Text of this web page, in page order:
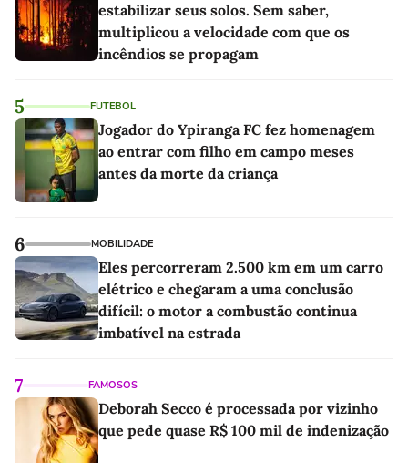
estabilizar seus solos. Sem saber,
multiplicou a velocidade com que os
incêndios se propagam
5 FUTEBOL
Jogador do Ypiranga FC fez homenagem
ao entrar com filho em campo meses
antes da morte da criança
6 MOBILIDADE
Eles percorreram 2.500 km em um carro
elétrico e chegaram a uma conclusão
difícil: o motor a combustão continua
imbatível na estrada
7 FAMOSOS
Deborah Secco é processada por vizinho
que pede quase R$ 100 mil de indenização